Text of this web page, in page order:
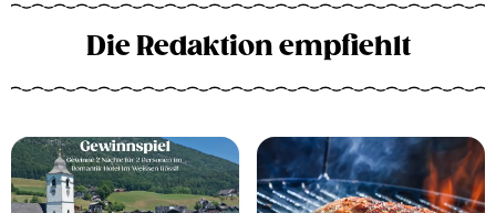
Die Redaktion empfiehlt